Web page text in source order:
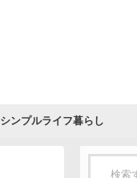
シンプルライフ暮らし